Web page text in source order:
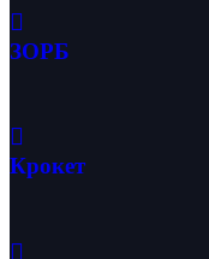
ЗОРБ
Крокет